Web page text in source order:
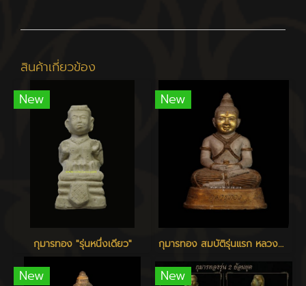
สินค้าเกี่ยวข้อง
New
กุมารทอง "รุ่นหนึ่งเดียว"
New
กุมารทอง สมบัติรุ่นแรก หลวงพ่อพูล วัดไผ่ล้อม นครปฐม
New New